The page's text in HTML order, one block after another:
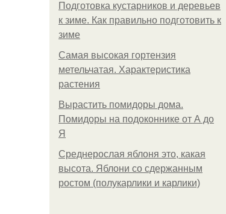
Подготовка кустарников и деревьев
к зиме. Как правильно подготовить к
зиме
Самая высокая гортензия
метельчатая. Характеристика
растения
Вырастить помидоры дома.
Помидоры на подоконнике от А до
Я
Среднерослая яблоня это, какая
высота. Яблони со сдержанным
ростом (полукарлики и карлики)